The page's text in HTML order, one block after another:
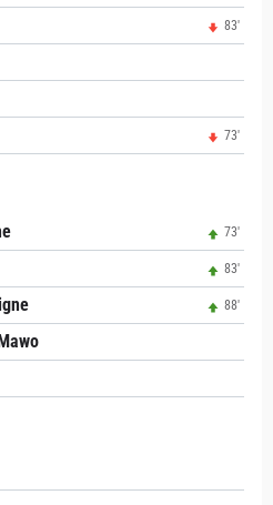
83'
73'
73'
83'
88'